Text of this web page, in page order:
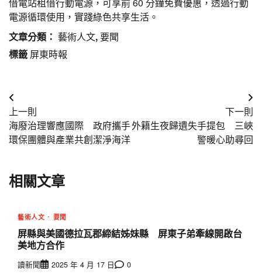
電源循環使用，實踐綠色共享生活。
文章分類： 藝術人文,要聞
標籤 屏東時報
文
章
導
上一則
海廢治理響應國際 政府攜手
環保團體與產業共創潔淨海洋
下一則
外籍生夜歸遺失手提包 三峽
警暖心助尋回
相關文章
藝術人文 要聞
屏縣與美國德拉瓦郡締結姊妹縣 屏東子弟牽線開啟台
美地方合作
讀新聞 2025 年 4 月 17 日 0